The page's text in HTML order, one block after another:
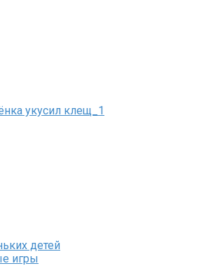
укусил клещ_1
детей
игры